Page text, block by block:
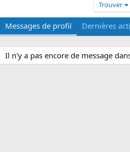
Trouver
Messages de profil Dernières
Il n'y a pas encore de message